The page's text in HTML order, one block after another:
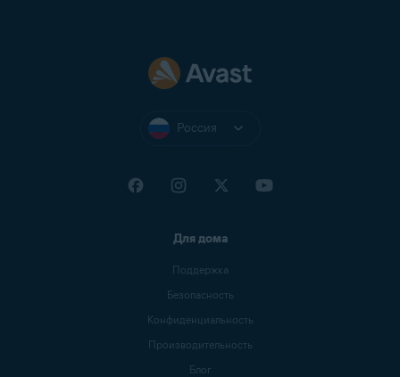
Россия
Для дома
Поддержка
Безопасность
Конфиденциальность
Производительность
Блог